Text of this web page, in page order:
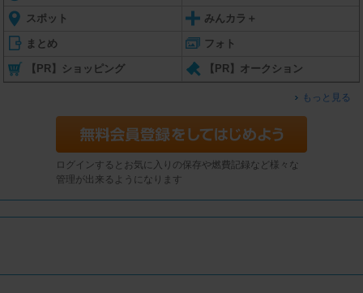
スポット みんカラ＋
まとめ フォト
【PR】ショッピング 【PR】オークション
もっと見る
ログインするとお気に入りの保存や燃費記録など様々な
管理が出来るようになります